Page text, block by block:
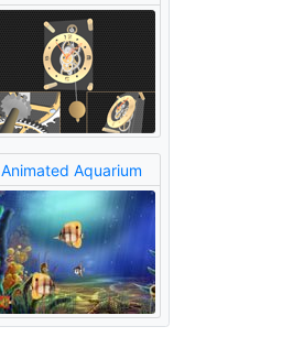
Animated Aquarium